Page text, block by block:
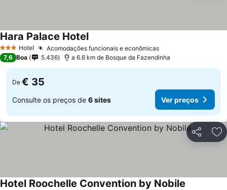
3 EstrelasHotel Acomodações funcionais e econômicas
Hara Palace Hotel
7,6 Boa 5.436 a 6.6 km de Bosque da Fazendinha
De € 35
Consulte os preços de 6 sites Ver preços
Partilhar
Hotel Roochelle Convention by Nobile